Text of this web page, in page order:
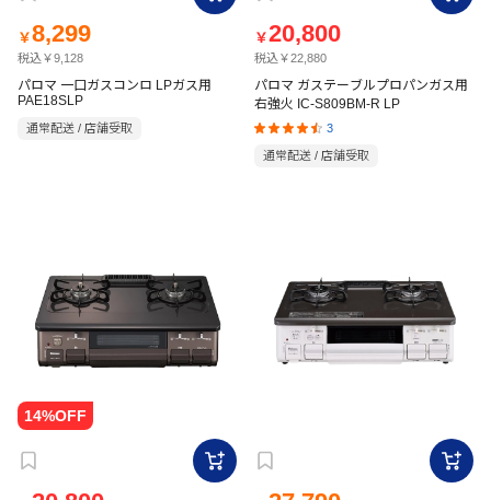
￥8,299
税込￥9,128
パロマ 一口ガスコンロ LPガス用
PAE18SLP
通常配送 / 店舗受取
￥20,800
税込￥22,880
パロマ ガステーブルプロパンガス用
右強火 IC-S809BM-R LP
3
通常配送 / 店舗受取